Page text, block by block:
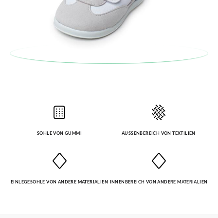
automatisch an Ihr Postfach gesendet.
Um einen Artikel umzutauschen, senden Sie bitte Ihr
ursprüngliches Paar unter Verwendung des bereitgestellten
Etiketts bei einer Postfiliale zurück und geben Sie eine neue
SOHLE VON GUMMI AUSSENBEREICH VON TEXTILIEN
EINLEGESOHLE VON ANDERE MATERIALIEN INNENBEREICH VON ANDERE MATERIALIEN